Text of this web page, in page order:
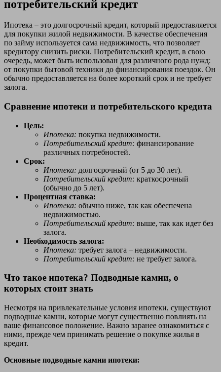
потребительский кредит
Ипотека – это долгосрочный кредит, который предоставляется
для покупки жилой недвижимости. В качестве обеспечения
по займу используется сама недвижимость, что позволяет
кредитору снизить риски. Потребительский кредит, в свою
очередь, может быть использован для различного рода нужд:
от покупки бытовой техники до финансирования поездок. Он
обычно предоставляется на более короткий срок и не требует
залога.
Сравнение ипотеки и потребительского кредита
Цель:
Ипотека: покупка недвижимости.
Потребительский кредит: финансирование
различных потребностей.
Срок:
Ипотека: долгосрочный (от 5 до 30 лет).
Потребительский кредит: краткосрочный
(обычно до 5 лет).
Процентная ставка:
Ипотека: обычно ниже, так как обеспечена
недвижимостью.
Потребительский кредит: выше, так как идет без
залога.
Необходимость залога:
Ипотека: требует залога – недвижимости.
Потребительский кредит: не требует залога.
Что такое ипотека? Подводные камни, о
которых стоит знать
Несмотря на привлекательные условия ипотеки, существуют
подводные камни, которые могут существенно повлиять на
ваше финансовое положение. Важно заранее ознакомиться с
ними, прежде чем принимать решение о покупке жилья в
кредит.
Основные подводные камни ипотеки: